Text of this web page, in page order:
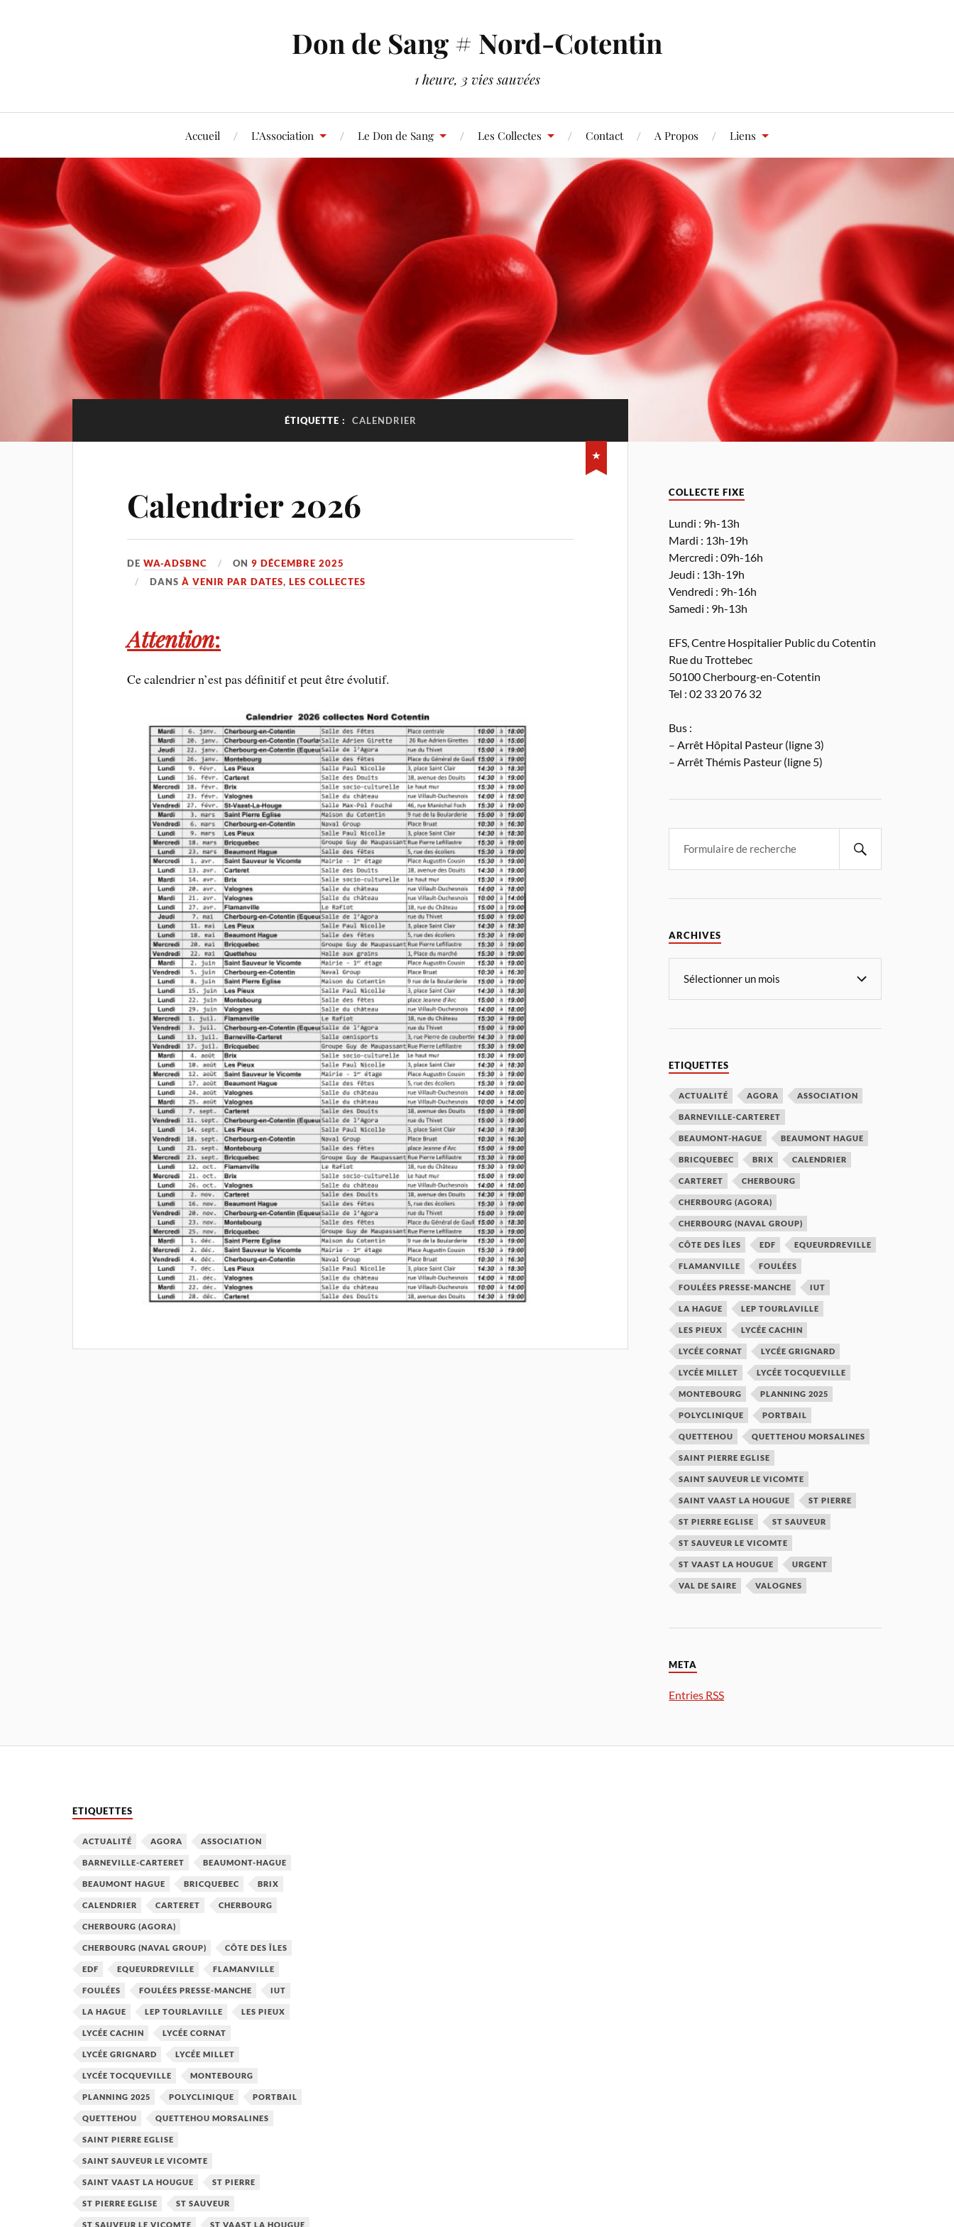
Don de Sang # Nord-Cotentin
1 heure, 3 vies sauvées
Accueil L’Association Le Don de Sang Les Collectes Contact A Propos Liens
ÉTIQUETTE : CALENDRIER
Calendrier 2026
DEWA-ADSBNC ON9 DÉCEMBRE 2025
DANSÀ VENIR PAR DATES,LES COLLECTES
Attention:
Ce calendrier n’est pas définitif et peut être évolutif.
COLLECTE FIXE
Lundi : 9h-13h
Mardi : 13h-19h
Mercredi : 09h-16h
Jeudi : 13h-19h
Vendredi : 9h-16h
Samedi : 9h-13h
EFS, Centre Hospitalier Public du Cotentin
Rue du Trottebec
50100 Cherbourg-en-Cotentin
Tel : 02 33 20 76 32
Bus :
– Arrêt Hôpital Pasteur (ligne 3)
– Arrêt Thémis Pasteur (ligne 5)
ARCHIVES
ETIQUETTES
ACTUALITÉ AGORA ASSOCIATION
BARNEVILLE-CARTERET
BEAUMONT-HAGUE BEAUMONT HAGUE
BRICQUEBEC BRIX CALENDRIER
CARTERET CHERBOURG
CHERBOURG (AGORA)
CHERBOURG (NAVAL GROUP)
CÔTE DES ÎLES EDF EQUEURDREVILLE
FLAMANVILLE FOULÉES
FOULÉES PRESSE-MANCHE IUT
LA HAGUE LEP TOURLAVILLE
LES PIEUX LYCÉE CACHIN
LYCÉE CORNAT LYCÉE GRIGNARD
LYCÉE MILLET LYCÉE TOCQUEVILLE
MONTEBOURG PLANNING 2025
POLYCLINIQUE PORTBAIL
QUETTEHOU QUETTEHOU MORSALINES
SAINT PIERRE EGLISE
SAINT SAUVEUR LE VICOMTE
SAINT VAAST LA HOUGUE ST PIERRE
ST PIERRE EGLISE ST SAUVEUR
ST SAUVEUR LE VICOMTE
ST VAAST LA HOUGUE URGENT
VAL DE SAIRE VALOGNES
META
Entries RSS
ETIQUETTES
ACTUALITÉ AGORA ASSOCIATION
BARNEVILLE-CARTERET BEAUMONT-HAGUE
BEAUMONT HAGUE BRICQUEBEC BRIX
CALENDRIER CARTERET CHERBOURG
CHERBOURG (AGORA)
CHERBOURG (NAVAL GROUP) CÔTE DES ÎLES
EDF EQUEURDREVILLE FLAMANVILLE
FOULÉES FOULÉES PRESSE-MANCHE IUT
LA HAGUE LEP TOURLAVILLE LES PIEUX
LYCÉE CACHIN LYCÉE CORNAT
LYCÉE GRIGNARD LYCÉE MILLET
LYCÉE TOCQUEVILLE MONTEBOURG
PLANNING 2025 POLYCLINIQUE PORTBAIL
QUETTEHOU QUETTEHOU MORSALINES
SAINT PIERRE EGLISE
SAINT SAUVEUR LE VICOMTE
SAINT VAAST LA HOUGUE ST PIERRE
ST PIERRE EGLISE ST SAUVEUR
ST SAUVEUR LE VICOMTE ST VAAST LA HOUGUE